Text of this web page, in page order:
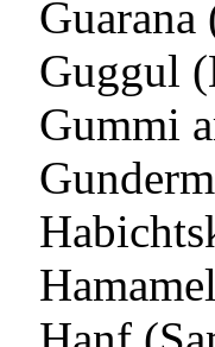
Guarana
Guggul
Gummi